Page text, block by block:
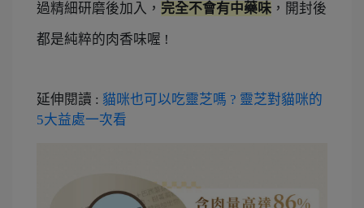
過精細研磨後加入， 完全不會有中藥味 ，開封後
都是純粹的肉香味喔 !
延伸閱讀 : 貓咪也可以吃靈芝嗎 ? 靈芝對貓咪的
5大益處一次看